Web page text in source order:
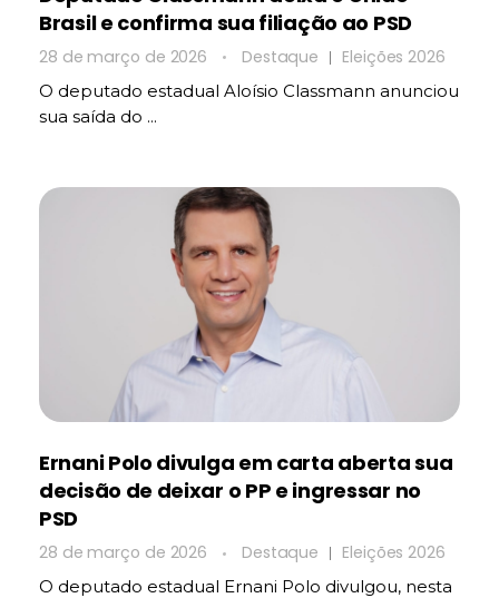
Brasil e confirma sua filiação ao PSD
28 de março de 2026 Destaque Eleições 2026
O deputado estadual Aloísio Classmann anunciou
sua saída do ...
Ernani Polo divulga em carta aberta sua
decisão de deixar o PP e ingressar no
PSD
28 de março de 2026 Destaque Eleições 2026
O deputado estadual Ernani Polo divulgou, nesta